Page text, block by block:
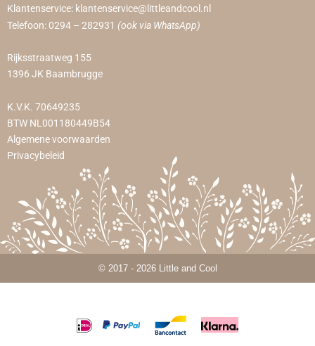
Klantenservice: klantenservice@littleandcool.nl
Telefoon: 0294 – 282931 (ook via WhatsApp)
Rijksstraatweg 155
1396 JK Baambrugge
K.V.K. 70649235
BTW NL001180449B54
Algemene voorwaarden
Privacybeleid
© 2017 - 2026 Little and Cool